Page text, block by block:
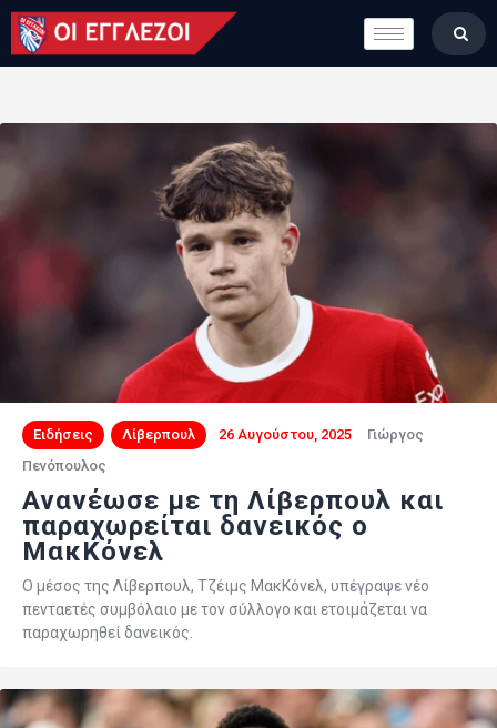
LONDON CALLING
ΚΑΤΗΓΟΡΙΕΣ
ΒΑΘΜΟΛΟΓΙΕΣ
ΟΜΑΔΕΣ
ΠΟΙΟΙ ΕΙΜΑΣΤΕ
Ειδήσεις Λίβερπουλ 26 Αυγούστου, 2025
Γιώργος
Πενόπουλος
Ανανέωσε με τη Λίβερπουλ και
παραχωρείται δανεικός ο
ΜακΚόνελ
Ο μέσος της Λίβερπουλ, Τζέιμς ΜακΚόνελ, υπέγραψε νέο
πενταετές συμβόλαιο με τον σύλλογο και ετοιμάζεται να
παραχωρηθεί δανεικός.